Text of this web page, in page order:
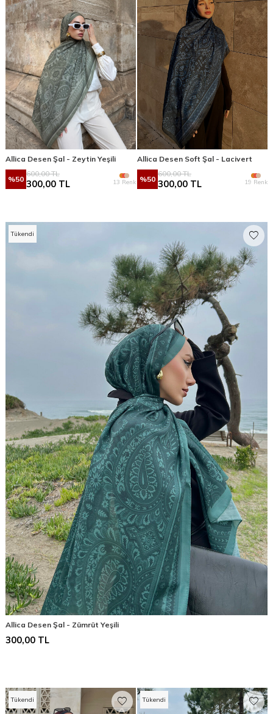
Allica Desen Şal - Zeytin Yeşili
%50
600,00TL
300,00 TL 13 Renk
Allica Desen Soft Şal - Lacivert
%50
600,00TL
300,00 TL 19 Renk
Tükendi
Allica Desen Şal - Zümrüt Yeşili
300,00 TL
Tükendi Tükendi